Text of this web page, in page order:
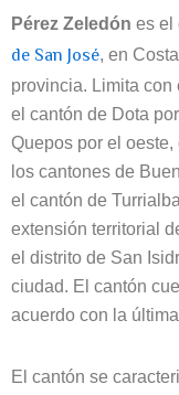
Pérez Zeledón es el
de San José, en
provincia. Limita con
el cantón de Dota
Quepos por el
los cantones de
el cantón de
extensión territorial
el distrito de San
ciudad. El cantón
acuerdo con la
El cantón se